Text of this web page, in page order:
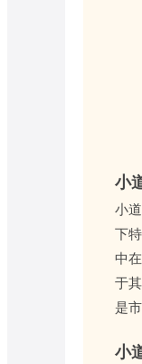
小
小
下
中
于
是
小